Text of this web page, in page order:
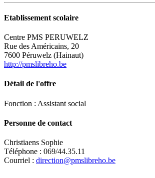
Etablissement scolaire
Centre PMS PERUWELZ
Rue des Américains, 20
7600 Péruwelz (Hainaut)
http://pmslibreho.be
Détail de l'offre
Fonction : Assistant social
Personne de contact
Christiaens Sophie
Téléphone : 069/44.35.11
Courriel : direction@pmslibreho.be